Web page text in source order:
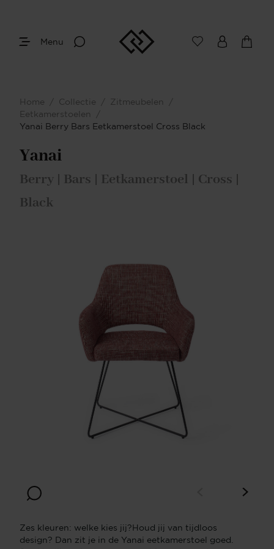
Menu
Home / Collectie / Zitmeubelen
/
Eetkamerstoelen
/
Yanai Berry Bars Eetkamerstoel Cross Black
Yanai
Berry | Bars | Eetkamerstoel | Cross |
Black
Zes kleuren: welke kies jij?Houd jij van tijdloos
design? Dan zit je in de Yanai eetkamerstoel goed.